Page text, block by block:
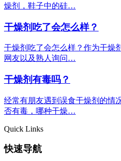
燥剂，鞋子中的硅…
干燥剂吃了会怎么样？
干燥剂吃了会怎么样？作为干燥
网友以及熟人询问…
干燥剂有毒吗？
经常有朋友遇到误食干燥剂的情
否有毒，哪种干燥…
Quick Links
快速导航